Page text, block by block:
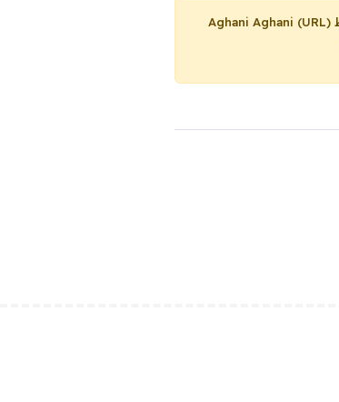
Aghani Aghani (URL)